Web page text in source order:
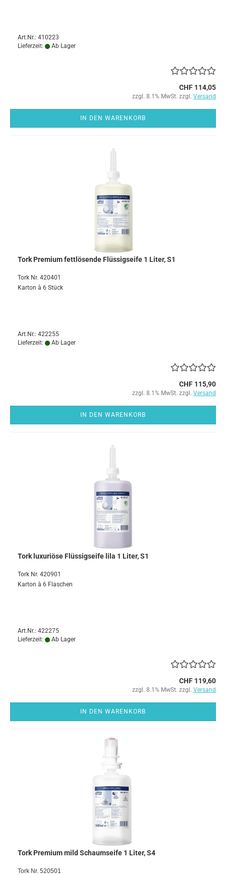
Art.Nr.: 410223
Lieferzeit:
Ab Lager
CHF 114,05
zzgl. 8.1% MwSt. zzgl. Versand
IN DEN WARENKORB
Tork Premium fettlösende Flüssigseife 1 Liter, S1
Tork Nr. 420401
Karton à 6 Stück
Art.Nr.: 422255
Lieferzeit:
Ab Lager
CHF 115,90
zzgl. 8.1% MwSt. zzgl. Versand
IN DEN WARENKORB
Tork luxuriöse Flüssigseife lila 1 Liter, S1
Tork Nr. 420901
Karton à 6 Flaschen
Art.Nr.: 422275
Lieferzeit:
Ab Lager
CHF 119,60
zzgl. 8.1% MwSt. zzgl. Versand
IN DEN WARENKORB
Tork Premium mild Schaumseife 1 Liter, S4
Tork Nr. 520501